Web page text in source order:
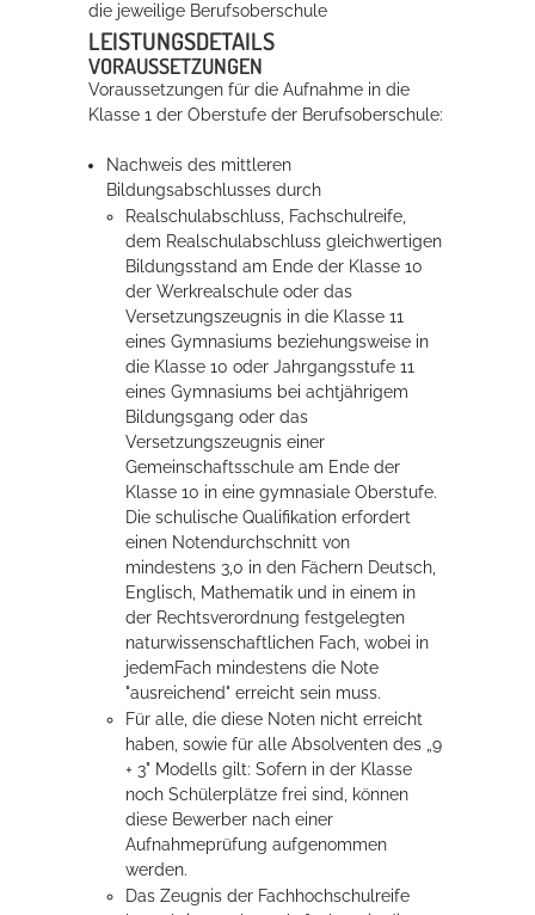
Erleben in Hockenheim
Spaß unter prickelnden Wasserfällen, das rauschende Meer im
Wellenbecken oder doch lieber die pure Entspannung auf der
Sprudelliege im Solebecken?
die jeweilige Berufsoberschule
LEISTUNGSDETAILS
VORAUSSETZUNGEN
Voraussetzungen für die Aufnahme in die
Klasse 1 der Oberstufe der Berufsoberschule:
Nachweis des mittleren
Bildungsabschlussesdurch
Realschulabschluss, Fachschulreife,
dem Realschulabschluss gleichwertigen
Bildungsstand am Ende der Klasse 10
der Werkrealschule oder das
Versetzungszeugnis in die Klasse 11
eines Gymnasiums beziehungsweise in
die Klasse 10 oder Jahrgangsstufe 11
eines Gymnasiums bei achtjährigem
Bildungsgang oder das
Versetzungszeugnis einer
Gemeinschaftsschule am Ende der
Klasse 10 in eine gymnasiale Oberstufe.
Die schulische Qualifikation erfordert
einen Notendurchschnitt von
mindestens 3,0 in den Fächern Deutsch,
Englisch, Mathematik und in einem in
der Rechtsverordnung festgelegten
naturwissenschaftlichen Fach, wobei in
jedemFach mindestens die Note
"ausreichend" erreicht sein muss.
Für alle, die diese Noten nicht erreicht
haben, sowie für alle Absolventen des „9
+ 3" Modells gilt: Sofern in der Klasse
noch Schülerplätze frei sind, können
diese Bewerber nach einer
Aufnahmeprüfung aufgenommen
werden.
Das Zeugnis der Fachhochschulreife